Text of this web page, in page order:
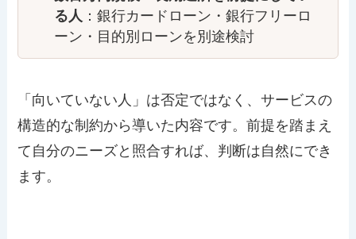
る人 ：銀行カードローン・銀行フリーロ
ーン・目的別ローンを別途検討
「向いていない人」は否定ではなく、サービスの
構造的な制約から導いた内容です。前提を踏まえ
て自分のニーズと照合すれば、判断は自然にでき
ます。